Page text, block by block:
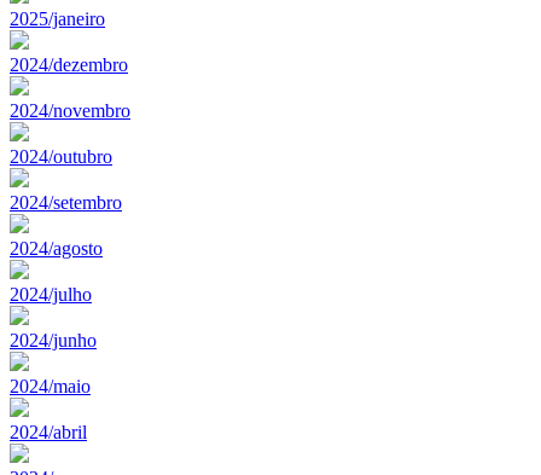
2025/janeiro
2024/dezembro
2024/novembro
2024/outubro
2024/setembro
2024/agosto
2024/julho
2024/junho
2024/maio
2024/abril